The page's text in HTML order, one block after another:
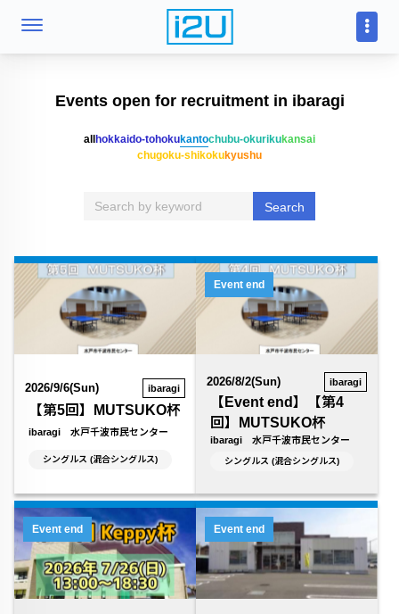
Events open for recruitment in ibaragi
all hokkaido-tohokukantochubu-okurikukansai
chugoku-shikokukyushu
Search
2026/9/6(Sun) ibaragi
【第5回】MUTSUKO杯
ibaragi 水戸千波市民センター
シングルス (混合シングルス)
Event end
2026/8/2(Sun) ibaragi
【Event end】【第4
回】MUTSUKO杯
ibaragi 水戸千波市民センター
シングルス (混合シングルス)
Event end Event end